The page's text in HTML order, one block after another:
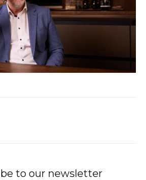
to our newsletter